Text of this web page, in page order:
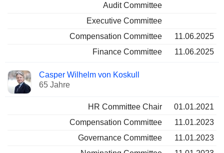
Audit Committee
Executive Committee
Compensation Committee
11.06.2025
Finance Committee
11.06.2025
Casper Wilhelm von Koskull
65 Jahre
HR Committee Chair
01.01.2021
Compensation Committee
11.01.2023
Governance Committee
11.01.2023